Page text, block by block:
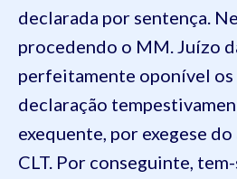
declarada por sentença.
procedendo o MM. Juízo
perfeitamente oponível os
declaração
exequente, por exegese
CLT. Por conseguinte,